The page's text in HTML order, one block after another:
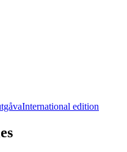
International edition